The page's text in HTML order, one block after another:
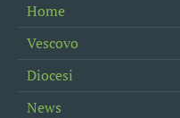
Home
Vescovo
Diocesi
News